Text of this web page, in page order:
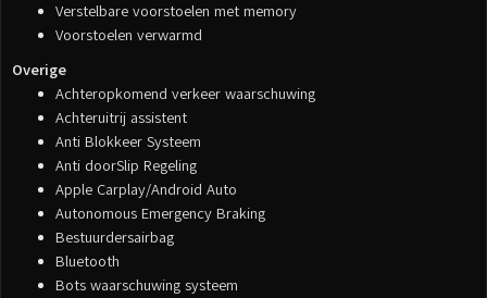
Verstelbare voorstoelen met memory
Voorstoelen verwarmd
Overige
Achteropkomend verkeer waarschuwing
Achteruitrij assistent
Anti Blokkeer Systeem
Anti doorSlip Regeling
Apple Carplay/Android Auto
Autonomous Emergency Braking
Bestuurdersairbag
Bluetooth
Bots waarschuwing systeem